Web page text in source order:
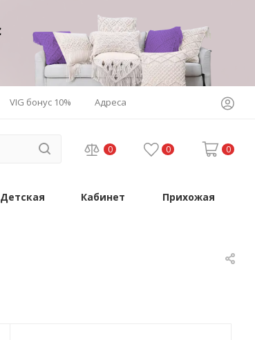
VIG бонус 10% Адреса
0 0 0
Детская Кабинет Прихожая